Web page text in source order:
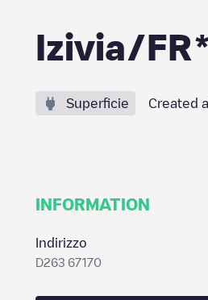
Izivia/
Superficie Created
INFORMATION
Indirizzo
D263 67170